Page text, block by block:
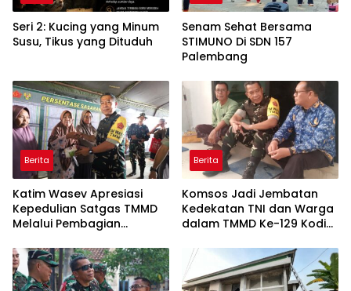
Seri 2: Kucing yang Minum
Susu, Tikus yang Dituduh
Senam Sehat Bersama
STIMUNO Di SDN 157
Palembang
Berita
Katim Wasev Apresiasi
Kepedulian Satgas TMMD
Melalui Pembagian
Berita
Komsos Jadi Jembatan
Kedekatan TNI dan Warga
dalam TMMD Ke-129 Kodim